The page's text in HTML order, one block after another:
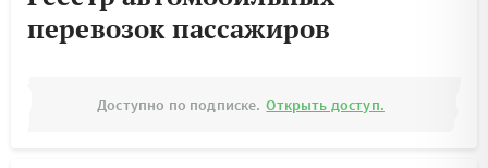
перевозок пассажиров
Доступно по подписке. Открыть доступ.